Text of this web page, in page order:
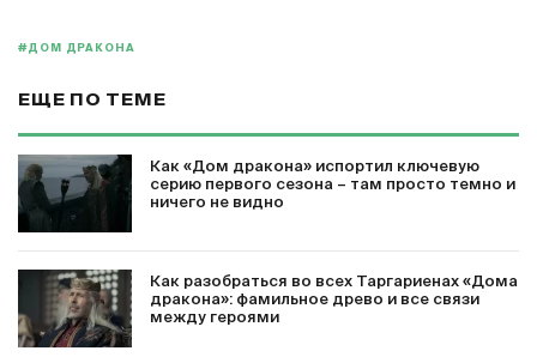
#ДОМ ДРАКОНА
ЕЩЕ ПО ТЕМЕ
Как «Дом дракона» испортил ключевую
серию первого сезона – там просто темно и
ничего не видно
Как разобраться во всех Таргариенах «Дома
дракона»: фамильное древо и все связи
между героями